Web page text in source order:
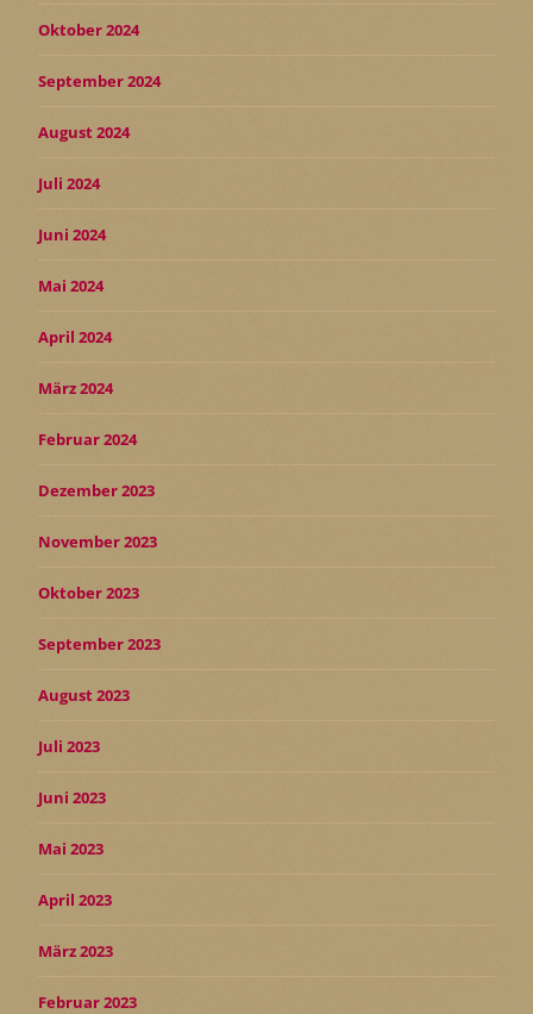
Oktober 2024
September 2024
August 2024
Juli 2024
Juni 2024
Mai 2024
April 2024
März 2024
Februar 2024
Dezember 2023
November 2023
Oktober 2023
September 2023
August 2023
Juli 2023
Juni 2023
Mai 2023
April 2023
März 2023
Februar 2023